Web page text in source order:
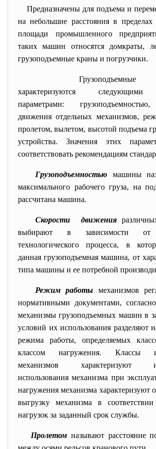
Предназначены для подъема и
на небольшие расстояния в пределах
площади промышленного
таких машин относятся домкраты,
грузоподъемные краны и погрузчики.
характеризуются
параметрами:
движения отдельных механизмов,
пролетом, вылетом, высотой подъема
устройства. Значения этих
соответствовать рекомендациям
Грузоподъемностью машины
максимального рабочего груза, на
рассчитана машина.
Скорости движения
выбирают в зависимости от
технологического процесса, в
данная грузоподъемная машина, от
типа машины и ее потребной
Режим работы механизмов
нормативными документами,
механизмы грузоподъемных машин в
условий их использования разделяют
режима работы, определяемых
классом нагружения. Классы
механизмов характеризуют
использования механизма при
нагружения механизма характеризуют
выгрузку механизма в
нагрузок за заданный срок службы.
Пролетом называют расстояние